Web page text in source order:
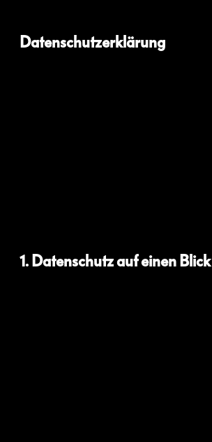
Datenschutz­erklärung
1. Datenschutz auf einen Blick